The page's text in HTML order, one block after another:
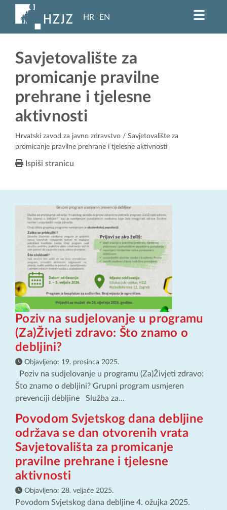
HR EN
Savjetovalište za
promicanje pravilne
prehrane i tjelesne
aktivnosti
Hrvatski zavod za javno zdravstvo / Savjetovalište za
promicanje pravilne prehrane i tjelesne aktivnosti
Ispiši stranicu
Poziv na sudjelovanje u programu
(Za)Živjeti zdravo: Što znamo o
debljini?
Objavljeno: 19. prosinca 2025.
Poziv na sudjelovanje u programu (Za)Živjeti zdravo:
Što znamo o debljini? Grupni program usmjeren
prevenciji debljine Služba za...
Povodom Svjetskog dana debljine
održava se dan otvorenih vrata
Savjetovališta za promicanje
pravilne prehrane i tjelesne
aktivnosti
Objavljeno: 28. veljače 2025.
Povodom Svjetskog dana debljine 4. ožujka 2025.